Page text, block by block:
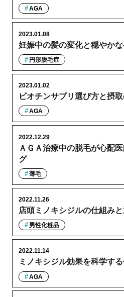
AGA
妊娠中の髪の変化と穏やか
2023.01.08
円形脱毛症
ビオチンサプリ選び方と摂
2023.01.02
AGA
ＡＧＡ治療中の脱毛が心配
グ
2022.12.29
薄毛
店頭ミノキシジルの仕組み
2022.11.26
男性化粧品
ミノキシジル効果を科学す
2022.11.14
AGA